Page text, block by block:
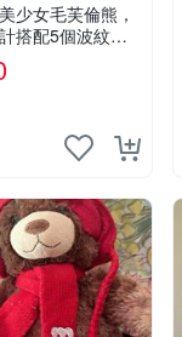
少女毛芙倫熊，
搭配5個波紋
美如圖。爽快附
心不打折扣。 光